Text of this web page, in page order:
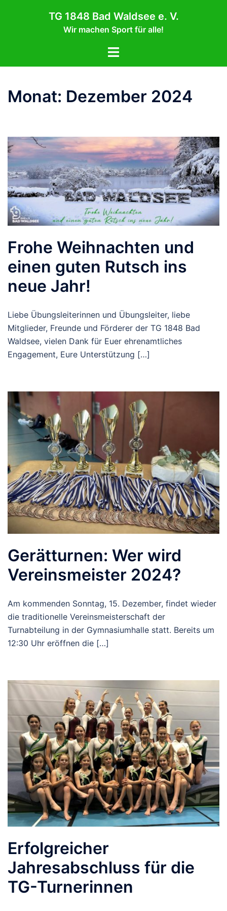
TG 1848 Bad Waldsee e. V.
Wir machen Sport für alle!
Menü
Monat: Dezember 2024
Frohe Weihnachten und
einen guten Rutsch ins
neue Jahr!
Liebe Übungsleiterinnen und Übungsleiter, liebe
Mitglieder, Freunde und Förderer der TG 1848 Bad
Waldsee, vielen Dank für Euer ehrenamtliches
Engagement, Eure Unterstützung […]
Gerätturnen: Wer wird
Vereinsmeister 2024?
Am kommenden Sonntag, 15. Dezember, findet wieder
die traditionelle Vereinsmeisterschaft der
Turnabteilung in der Gymnasiumhalle statt. Bereits um
12:30 Uhr eröffnen die […]
Erfolgreicher
Jahresabschluss für die
TG-Turnerinnen